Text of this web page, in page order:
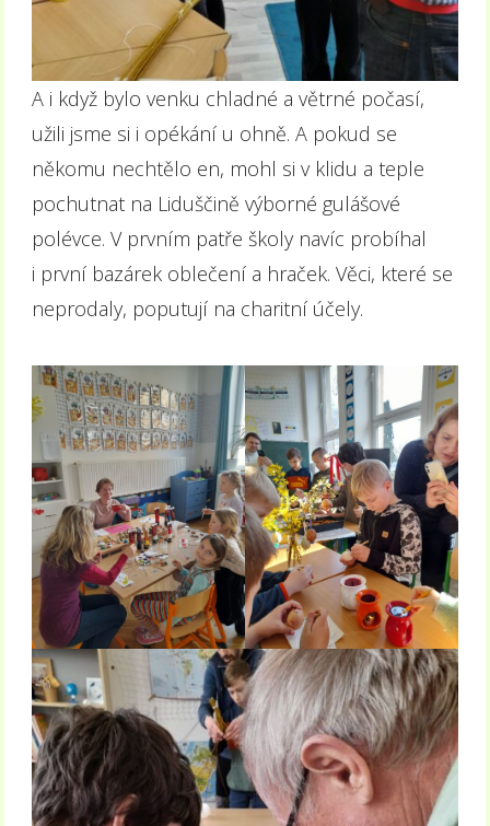
A i když bylo venku chladné a větrné počasí,
užili jsme si i opékání u ohně. A pokud se
někomu nechtělo en, mohl si v klidu a teple
pochutnat na Liduščině výborné gulášové
polévce. V prvním patře školy navíc probíhal
i první bazárek oblečení a hraček. Věci, které se
neprodaly, poputují na charitní účely.